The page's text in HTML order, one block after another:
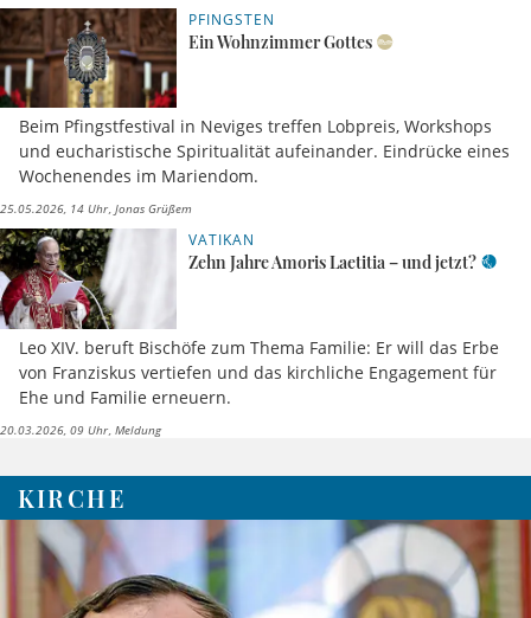
PFINGSTEN
Ein Wohnzimmer Gottes
Beim Pfingstfestival in Neviges treffen Lobpreis, Workshops
und eucharistische Spiritualität aufeinander. Eindrücke eines
Wochenendes im Mariendom.
25.05.2026, 14 Uhr Jonas Grüßem
VATIKAN
Zehn Jahre Amoris Laetitia – und jetzt?
Leo XIV. beruft Bischöfe zum Thema Familie: Er will das Erbe
von Franziskus vertiefen und das kirchliche Engagement für
Ehe und Familie erneuern.
20.03.2026, 09 Uhr Meldung
KIRCHE